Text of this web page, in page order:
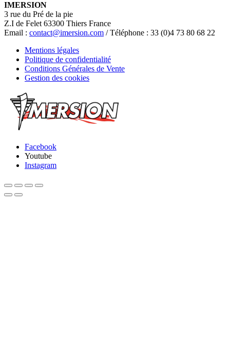
IMERSION
3 rue du Pré de la pie
Z.I de Felet 63300 Thiers France
Email : contact@imersion.com / Téléphone : 33 (0)4 73 80 68 22
Mentions légales
Politique de confidentialité
Conditions Générales de Vente
Gestion des cookies
Facebook
Youtube
Instagram